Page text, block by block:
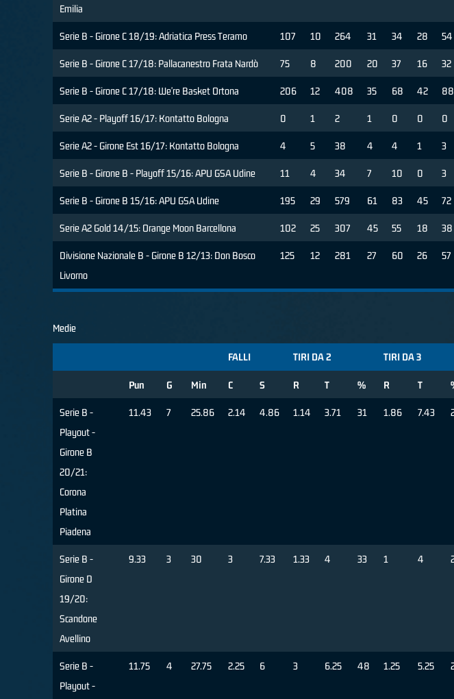
Emilia
Serie B - Girone C 18/19: Adriatica Press Teramo 107 10 264 31 34 28 54
Serie B - Girone C 17/18: Pallacanestro Frata Nardò 75 8 200 20 37 16 32
Serie B - Girone C 17/18: We're Basket Ortona 206 12 408 35 68 42 88
Serie A2 - Playoff 16/17: Kontatto Bologna 0 1 2 1 0 0 0
Serie A2 - Girone Est 16/17: Kontatto Bologna 4 5 38 4 4 1 3
Serie B - Girone B - Playoff 15/16: APU GSA Udine 11 4 34 7 10 0 3
Serie B - Girone B 15/16: APU GSA Udine 195 29 579 61 83 45 72
Serie A2 Gold 14/15: Orange Moon Barcellona 102 25 307 45 55 18 38
Divisione Nazionale B - Girone B 12/13: Don Bosco
Livorno
125 12 281 27 60 26 57
Medie
FALLI TIRI DA 2 TIRI DA 3
Pun G Min C S R T % R T
Serie B -
Playout -
Girone B
20/21:
Corona
Platina
Piadena
11.43 7 25.86 2.14 4.86 1.14 3.71 31 1.86 7.43
Serie B -
Girone D
19/20:
Scandone
Avellino
9.33 3 30 3 7.33 1.33 4 33 1 4
Serie B -
Playout -
11.75 4 27.75 2.25 6 3 6.25 48 1.25 5.25